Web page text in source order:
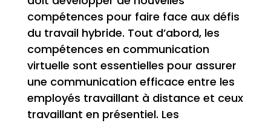
compétences pour faire face aux défis
du travail hybride. Tout d’abord, les
compétences en communication
virtuelle sont essentielles pour assurer
une communication efficace entre les
employés travaillant à distance et ceux
travaillant en présentiel. Les